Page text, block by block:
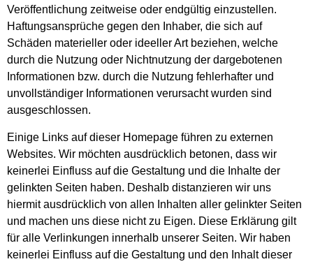
Veröffentlichung zeitweise oder endgültig einzustellen.
Haftungsansprüche gegen den Inhaber, die sich auf
Schäden materieller oder ideeller Art beziehen, welche
durch die Nutzung oder Nichtnutzung der dargebotenen
Informationen bzw. durch die Nutzung fehlerhafter und
unvollständiger Informationen verursacht wurden sind
ausgeschlossen.
Einige Links auf dieser Homepage führen zu externen
Websites. Wir möchten ausdrücklich betonen, dass wir
keinerlei Einfluss auf die Gestaltung und die Inhalte der
gelinkten Seiten haben. Deshalb distanzieren wir uns
hiermit ausdrücklich von allen Inhalten aller gelinkter Seiten
und machen uns diese nicht zu Eigen. Diese Erklärung gilt
für alle Verlinkungen innerhalb unserer Seiten. Wir haben
keinerlei Einfluss auf die Gestaltung und den Inhalt dieser